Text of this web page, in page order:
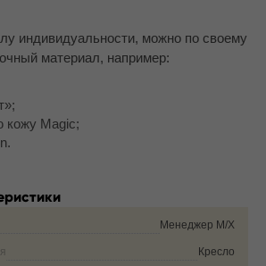
индивидуальности, можно по своему
материал, например:
кожу Magic;
Менеджер M/Х
Кресло